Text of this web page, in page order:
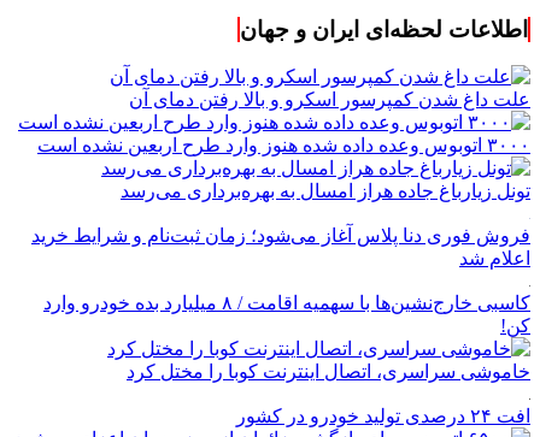
اطلاعات لحظه‌ای ایران و جهان
علت داغ شدن کمپرسور اسکرو و بالا رفتن دمای آن
۳۰۰۰ اتوبوس وعده داده شده هنوز وارد طرح اربعین نشده است
تونل زیارباغ جاده هراز امسال به بهره‌برداری می‌رسد
فروش فوری دنا پلاس آغاز می‌شود؛ زمان ثبت‌نام و شرایط خرید
اعلام شد
کاسبی خارج‌نشین‌ها با سهمیه اقامت / ۸ میلیارد بده خودرو وارد
کن!
خاموشی سراسری، اتصال اینترنت کوبا را مختل کرد
افت ۲۴ درصدی تولید خودرو در کشور